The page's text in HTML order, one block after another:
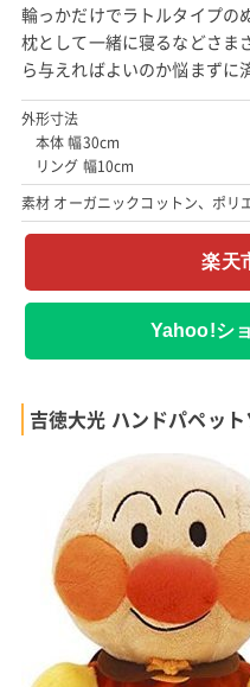
輪っかだけでラトルタイプの
枕として一緒に寝るなどさま
ら与えればよいのか悩まずに
外形寸法
本体 幅30cm
リング 幅10cm
素材 オーガニックコットン、ポリ
楽天
Yahoo!シ
吉徳大光 ハンドパペッ